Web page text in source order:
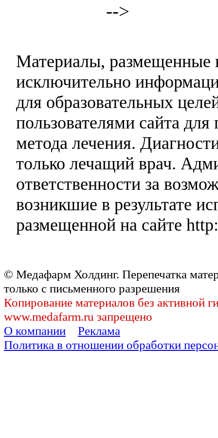
-->
Материалы, размещенные
исключительно
для образовательных
пользователями сайта
метода лечения.
только лечащий врач.
ответственности за
возникшие в результате
размещенной на сайте
© Медафарм Холдинг. Перепечатка
только с письменного разрешения
Копирование материалов без активной
www.medafarm.ru запрещено
О компании
Реклама
Политика в отношении обработки